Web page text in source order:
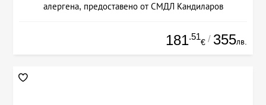
алергена, предоставено от СМДЛ Кандиларов
181.51
€ / 355лв.